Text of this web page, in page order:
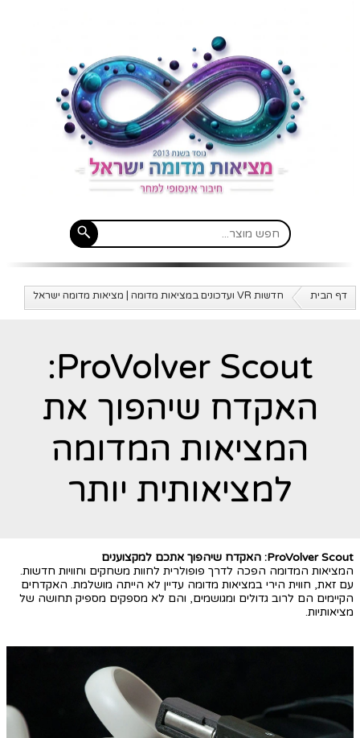
דף הבית חדשות VR ועדכונים במציאות מדומה | מציאות מדומה ישראל
ProVolver Scout:
האקדח שיהפוך את
המציאות המדומה
למציאותית יותר
ProVolver Scout: האקדח שיהפוך אתכם למקצוענים
המציאות המדומה הפכה לדרך פופולרית לחוות משחקים וחוויות חדשות.
עם זאת, חווית הירי במציאות מדומה עדיין לא הייתה מושלמת. האקדחים
הקיימים הם לרוב גדולים ומגושמים, והם לא מספקים מספיק תחושה של
מציאותיות.